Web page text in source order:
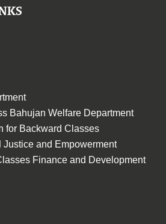
Bahujan Welfare Department
for Backward Classes
Justice and Empowerment
Finance and Development